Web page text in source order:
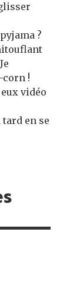
?
!
vidéo
en se